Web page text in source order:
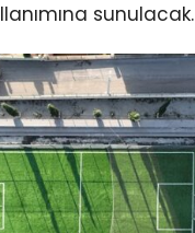
sunulacak.